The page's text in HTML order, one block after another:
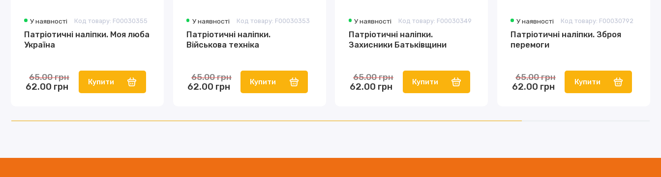
У наявності Код товару: F00030355
Патріотичні наліпки. Моя люба
Україна
62.00 грн
65.00 грн Купити
У наявності Код товару: F00030353
Патріотичні наліпки.
Військова техніка
62.00 грн
65.00 грн Купити
У наявності Код товару: F00030349
Патріотичні наліпки.
Захисники Батьківщини
62.00 грн
65.00 грн Купити
У наявності Код товару: F00030792
Патріотичні наліпки. Зброя
перемоги
62.00 грн
65.00 грн Купити